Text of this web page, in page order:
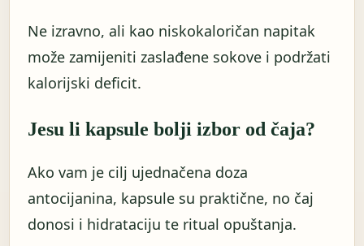
Ne izravno, ali kao niskokaloričan napitak
može zamijeniti zaslađene sokove i podržati
kalorijski deficit.
Jesu li kapsule bolji izbor od čaja?
Ako vam je cilj ujednačena doza
antocijanina, kapsule su praktične, no čaj
donosi i hidrataciju te ritual opuštanja.